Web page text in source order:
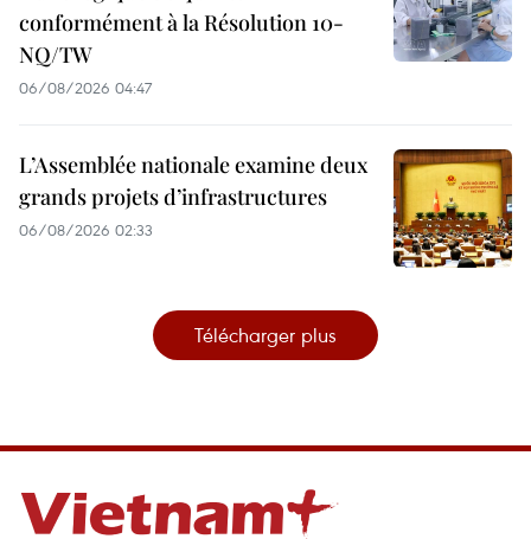
conformément à la Résolution 10-
NQ/TW
06/08/2026 04:47
L’Assemblée nationale examine deux
grands projets d’infrastructures
06/08/2026 02:33
Télécharger plus